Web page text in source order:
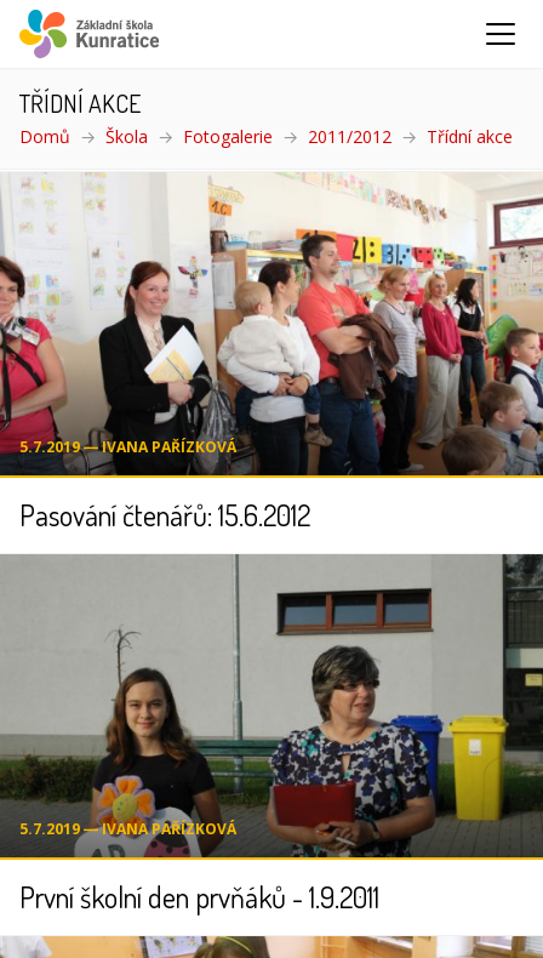
TŘÍDNÍ AKCE
Domů Škola Fotogalerie 2011/2012 Třídní akce
5.7.2019 ― IVANA PAŘÍZKOVÁ
Pasování čtenářů: 15.6.2012
5.7.2019 ― IVANA PAŘÍZKOVÁ
První školní den prvňáků - 1.9.2011